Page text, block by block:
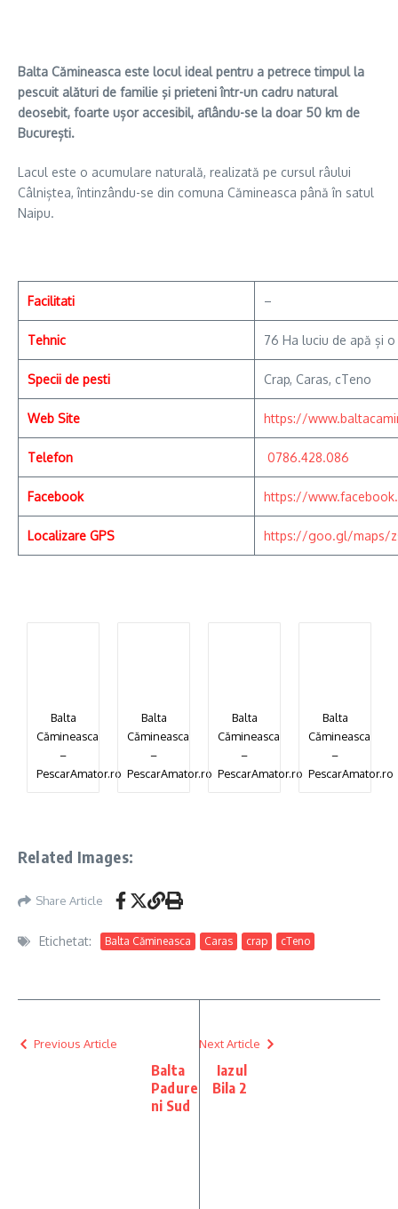
Balta Cămineasca este locul ideal pentru a petrece timpul la
pescuit alături de familie şi prieteni într-un cadru natural
deosebit, foarte ușor accesibil, aflându-se la doar 50 km de
București.
Lacul este o acumulare naturală, realizată pe cursul râului
Câlniștea, întinzându-se din comuna Cămineasca până în satul
Naipu.
Facilitati –
Tehnic 76 Ha luciu de apă și
Specii de pesti Crap, Caras, cTeno
Web Site https://
Telefon 0786.428.086
Facebook https://
Localizare GPS https://goo.gl/maps/
Balta
Cămineasca
–
PescarAmator.ro
Balta
Cămineasca
–
PescarAmator.ro
Balta
Cămineasca
–
PescarAmator.ro
Balta
Cămineasca
–
PescarAmator.ro
Related Images:
Share Article
Etichetat: Balta Cămineasca Caras crap cTeno
Previous Article
Balta
Padure
ni Sud
Next Article
Iazul
Bila 2